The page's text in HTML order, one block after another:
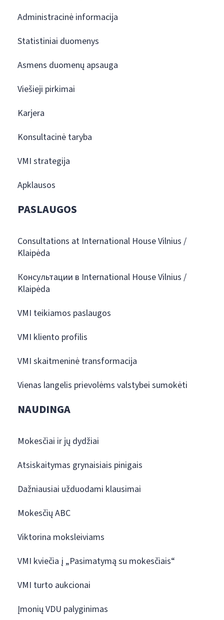
Administracinė informacija
Statistiniai duomenys
Asmens duomenų apsauga
Viešieji pirkimai
Karjera
Konsultacinė taryba
VMI strategija
Apklausos
PASLAUGOS
Consultations at International House Vilnius /
Klaipėda
Консультации в International House Vilnius /
Klaipėda
VMI teikiamos paslaugos
VMI kliento profilis
VMI skaitmeninė transformacija
Vienas langelis prievolėms valstybei sumokėti
NAUDINGA
Mokesčiai ir jų dydžiai
Atsiskaitymas grynaisiais pinigais
Dažniausiai užduodami klausimai
Mokesčių ABC
Viktorina moksleiviams
VMI kviečia į „Pasimatymą su mokesčiais“
VMI turto aukcionai
Įmonių VDU palyginimas